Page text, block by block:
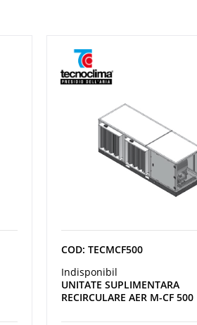
COD: TECMCF500
Indisponibil
UNITATE SUPLIMENTARA
RECIRCULARE AER M-CF 500